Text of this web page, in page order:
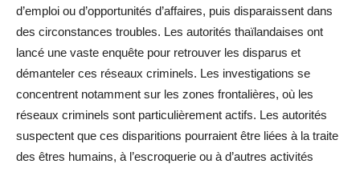
d’emploi ou d’opportunités d’affaires, puis disparaissent dans
des circonstances troubles. Les autorités thaïlandaises ont
lancé une vaste enquête pour retrouver les disparus et
démanteler ces réseaux criminels. Les investigations se
concentrent notamment sur les zones frontalières, où les
réseaux criminels sont particulièrement actifs. Les autorités
suspectent que ces disparitions pourraient être liées à la traite
des êtres humains, à l’escroquerie ou à d’autres activités